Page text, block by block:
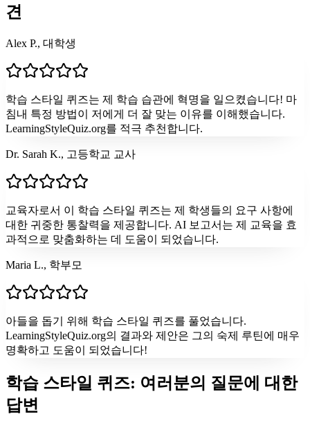
견
Alex P., 대학생
학습 스타일 퀴즈는 제 학습 습관에 혁명을 일으켰습니다! 마
침내 특정 방법이 저에게 더 잘 맞는 이유를 이해했습니다.
LearningStyleQuiz.org를 적극 추천합니다.
Dr. Sarah K., 고등학교 교사
교육자로서 이 학습 스타일 퀴즈는 제 학생들의 요구 사항에
대한 귀중한 통찰력을 제공합니다. AI 보고서는 제 교육을 효
과적으로 맞춤화하는 데 도움이 되었습니다.
Maria L., 학부모
아들을 돕기 위해 학습 스타일 퀴즈를 풀었습니다.
LearningStyleQuiz.org의 결과와 제안은 그의 숙제 루틴에 매우
명확하고 도움이 되었습니다!
학습 스타일 퀴즈: 여러분의 질문에 대한
답변